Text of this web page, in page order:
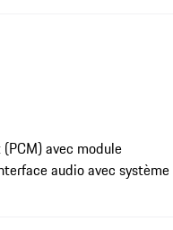
avec module
audio avec système